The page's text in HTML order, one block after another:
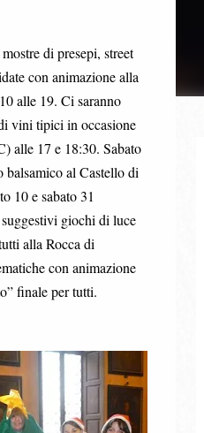
di presepi, street
con animazione alla
alle 19. Ci saranno
vini tipici in occasione
alle 17 e 18:30. Sabato
balsamico al Castello di
10 e sabato 31
giochi di luce
alla Rocca di
con animazione
finale per tutti.